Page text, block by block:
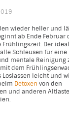
wieder heller und
ab Ende Februar
Der
Schleusen für eine
mentale Reinigung
dem
Loslassen leicht und
Detoxen von den
und anderen